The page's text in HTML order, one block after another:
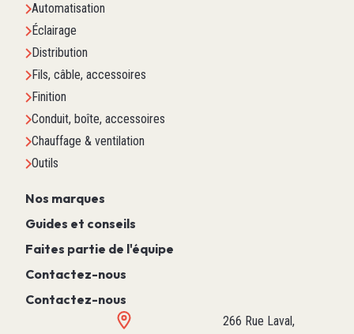
Automatisation
Éclairage
Distribution
Fils, câble, accessoires
Finition
Conduit, boîte, accessoires
Chauffage & ventilation
Outils
Nos marques
Guides et conseils
Faites partie de l'équipe
Contactez-nous
Contactez-nous
266 Rue Laval,